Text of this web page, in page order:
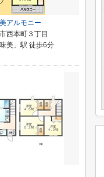
アルモニー
西本町３丁目
美」駅 徒歩6分